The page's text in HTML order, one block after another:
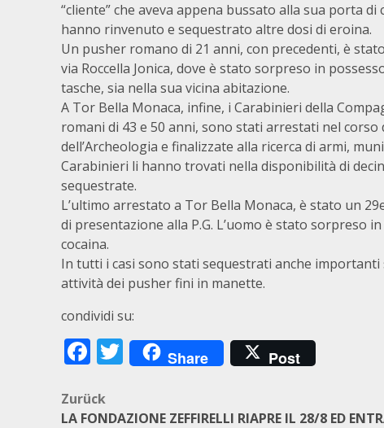
“cliente” che aveva appena bussato alla sua porta
hanno rinvenuto e sequestrato altre dosi di eroina.
Un pusher romano di 21 anni, con precedenti, è
via Roccella Jonica, dove è stato sorpreso in
tasche, sia nella sua vicina abitazione.
A Tor Bella Monaca, infine, i Carabinieri della
romani di 43 e 50 anni, sono stati arrestati nel
dell’Archeologia e finalizzate alla ricerca di armi,
Carabinieri li hanno trovati nella disponibilità di
sequestrate.
L’ultimo arrestato a Tor Bella Monaca, è stato un
di presentazione alla P.G. L’uomo è stato sorpreso
cocaina.
In tutti i casi sono stati sequestrati anche
attività dei pusher fini in manette.
condividi su:
Facebook
Twitter
Share Post
Beitragsnavigation
Zurück
LA FONDAZIONE ZEFFIRELLI RIAPRE IL 28/8 ED